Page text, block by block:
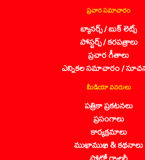
ప్రచార సమాచారం
బ్యానర్స్ / బుక్ లెట్స్
పోస్టర్స్ / కరపత్రాలు
ప్రచార గీతాలు
ఎన్నికల సమాచారం /
మీడియా వనరులు
పత్రికా ప్రకటనలు
ప్రసంగాలు
కార్యక్రమాలు
ముఖాముఖి & కథనాలు